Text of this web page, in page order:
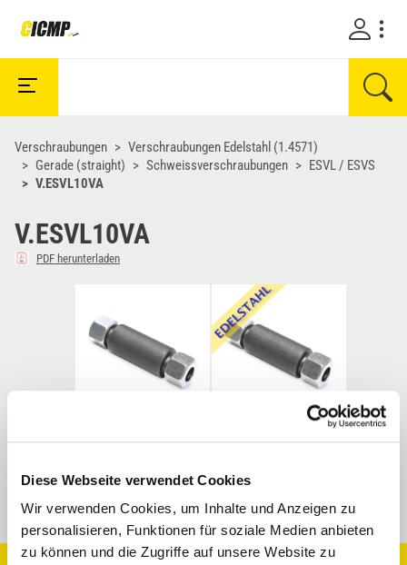
Diese Webseite verwendet Cookies
Wir verwenden Cookies, um Inhalte und Anzeigen zu
personalisieren, Funktionen für soziale Medien anbieten
zu können und die Zugriffe auf unsere Website zu
Verschraubungen
Verschraubungen Edelstahl (1.4571)
Gerade (straight)
Schweissverschraubungen
ESVL / ESVS
V.ESVL10VA
V.ESVL10VA
PDF herunterladen
ESV Einschweiß-Schottverschraubung Edelstahl
Artikel Nr.